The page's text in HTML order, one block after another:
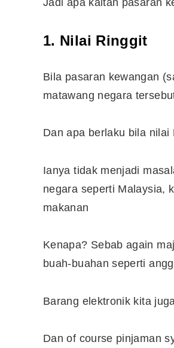
Jadi apa kaitan pasaran
1. Nilai Ringgit
Bila pasaran kewangan
matawang negara
Dan apa berlaku bila
Ianya tidak menjadi
negara seperti Malaysia,
makanan
Kenapa? Sebab again
buah-buahan seperti
Barang elektronik kita
Dan of course pinjaman